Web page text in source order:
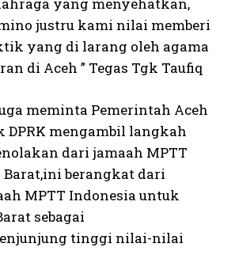
yang menyehatkan,
justru kami nilai memberi
yang di larang oleh agama
di Aceh ” Tegas Tgk Taufiq
meminta Pemerintah Aceh
DPRK mengambil langkah
dari jamaah MPTT
Barat,ini berangkat dari
MPTT Indonesia untuk
sebagai
tinggi nilai-nilai